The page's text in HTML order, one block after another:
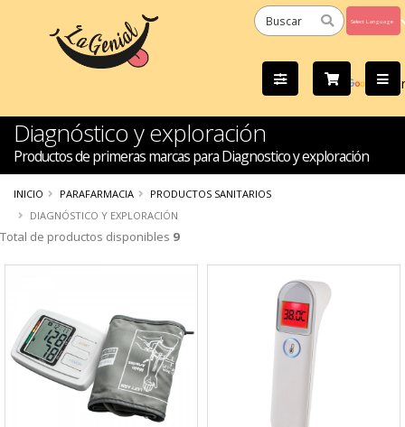
by
Diagnóstico y exploración
Productos de primeras marcas para Diagnostico y exploración
INICIO PARAFARMACIA
PRODUCTOS SANITARIOS
DIAGNÓSTICO Y EXPLORACIÓN
Total de productos disponibles 9